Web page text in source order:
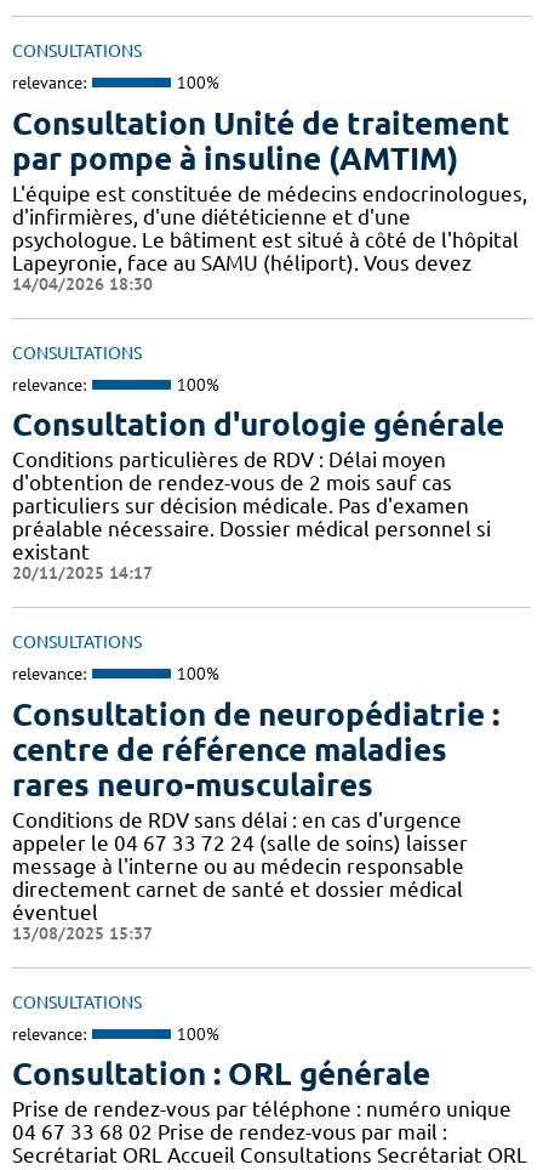
CONSULTATIONS
relevance: 100%
Consultation Unité de traitement
par pompe à insuline (AMTIM)
L'équipe est constituée de médecins endocrinologues,
d'infirmières, d'une diététicienne et d'une
psychologue. Le bâtiment est situé à côté de l'hôpital
Lapeyronie, face au SAMU (héliport). Vous devez
14/04/2026 18:30
CONSULTATIONS
relevance: 100%
Consultation d'urologie générale
Conditions particulières de RDV : Délai moyen
d'obtention de rendez-vous de 2 mois sauf cas
particuliers sur décision médicale. Pas d'examen
préalable nécessaire. Dossier médical personnel si
existant
20/11/2025 14:17
CONSULTATIONS
relevance: 100%
Consultation de neuropédiatrie :
centre de référence maladies
rares neuro-musculaires
Conditions de RDV sans délai : en cas d'urgence
appeler le 04 67 33 72 24 (salle de soins) laisser
message à l'interne ou au médecin responsable
directement carnet de santé et dossier médical
éventuel
13/08/2025 15:37
CONSULTATIONS
relevance: 100%
Consultation : ORL générale
Prise de rendez-vous par téléphone : numéro unique
04 67 33 68 02 Prise de rendez-vous par mail :
Secrétariat ORL Accueil Consultations Secrétariat ORL